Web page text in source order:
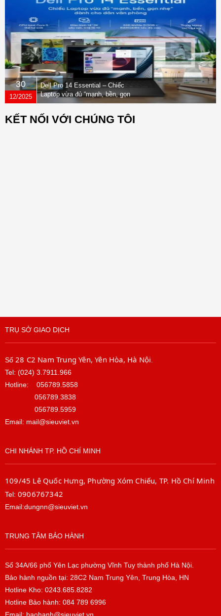
30
12/2025
Dell Pro 14 Essential – Chiếc
Laptop vừa đủ “mạnh, bền, gọn
nhẹ” dành cho dân văn phòng
KẾT NỐI VỚI CHÚNG TÔI
TRỤ SỞ GIAO DỊCH
Số 28 C2 Nam Trung Yên, Yên Hòa, Hà Nội
Tel: (024) 3.7911.966
Hotline: 056789.5858
056789.3838
056789.5959
Email: mail@sieuviet.vn
CHI NHÁNH TP. HỒ CHÍ MINH
109/45 Lê Quốc Hưng, Phường Xóm Chiếu, TP. Hồ Chí Minh
Tel: 0906767342
Email:dungnn@sieuviet.vn
TRUNG TÂM BẢO HÀNH
Số 34A/66 phố Yên Lạc phường Vĩnh Tuy thành phố Hà Nội.
Bảo hành nguồn tại: 28C2 Nam Trung Yên, Trung Hòa, HN
Hotline Kho: 0243.685.8282
Hotline Bảo hành: 084 789 6996